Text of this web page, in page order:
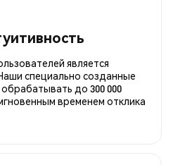
является
специально созданные
до 300 000
временем отклика